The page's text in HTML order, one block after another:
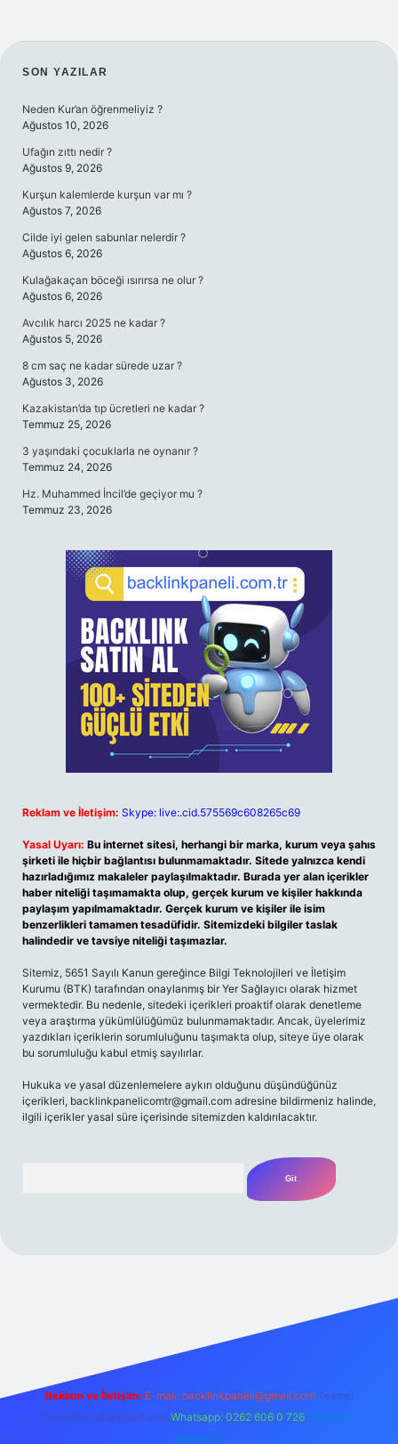
SIDEBAR
SON YAZILAR
Neden Kur’an öğrenmeliyiz ?
Ağustos 10, 2026
Ufağın zıttı nedir ?
Ağustos 9, 2026
Kurşun kalemlerde kurşun var mı ?
Ağustos 7, 2026
Cilde iyi gelen sabunlar nelerdir ?
Ağustos 6, 2026
Kulağakaçan böceği ısırırsa ne olur ?
Ağustos 6, 2026
Avcılık harcı 2025 ne kadar ?
Ağustos 5, 2026
8 cm saç ne kadar sürede uzar ?
Ağustos 3, 2026
Kazakistan’da tıp ücretleri ne kadar ?
Temmuz 25, 2026
3 yaşındaki çocuklarla ne oynanır ?
Temmuz 24, 2026
Hz. Muhammed İncil’de geçiyor mu ?
Temmuz 23, 2026
Reklam ve İletişim: Skype: live:.cid.575569c608265c69
Yasal Uyarı: Bu internet sitesi, herhangi bir marka, kurum veya şahıs
şirketi ile hiçbir bağlantısı bulunmamaktadır. Sitede yalnızca kendi
hazırladığımız makaleler paylaşılmaktadır. Burada yer alan içerikler
haber niteliği taşımamakta olup, gerçek kurum ve kişiler hakkında
paylaşım yapılmamaktadır. Gerçek kurum ve kişiler ile isim
benzerlikleri tamamen tesadüfidir. Sitemizdeki bilgiler taslak
halindedir ve tavsiye niteliği taşımazlar.
Sitemiz, 5651 Sayılı Kanun gereğince Bilgi Teknolojileri ve İletişim
Kurumu (BTK) tarafından onaylanmış bir Yer Sağlayıcı olarak hizmet
vermektedir. Bu nedenle, sitedeki içerikleri proaktif olarak denetleme
veya araştırma yükümlülüğümüz bulunmamaktadır. Ancak, üyelerimiz
yazdıkları içeriklerin sorumluluğunu taşımakta olup, siteye üye olarak
bu sorumluluğu kabul etmiş sayılırlar.
Hukuka ve yasal düzenlemelere aykırı olduğunu düşündüğünüz
içerikleri, backlinkpanelicomtr@gmail.com adresine bildirmeniz halinde,
ilgili içerikler yasal süre içerisinde sitemizden kaldırılacaktır.
Reklam ve İletişim: E-mail: backlinkpaneli@gmail.com Teams:
forumhizmeti@gmail.com Whatsapp: 0262 606 0 726 Telegram:
@karabul